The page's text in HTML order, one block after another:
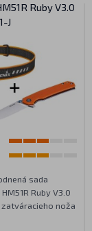
Ruby V3.0
J
sada
Ruby V3.0
noža